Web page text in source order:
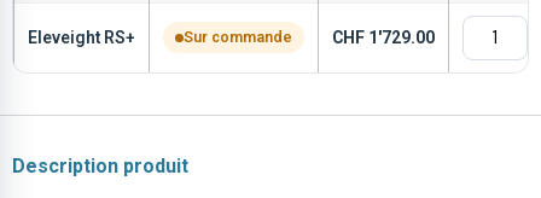
Eleveight RS+ Sur commande CHF 1'729.00
Description produit